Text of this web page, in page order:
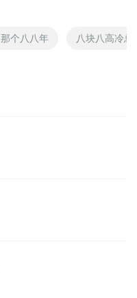
那个八八年 八块八高冷总